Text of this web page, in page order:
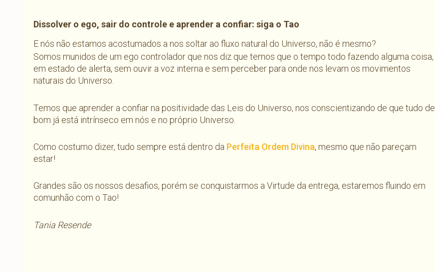
Dissolver o ego, sair do controle e aprender a confiar: siga o Tao
E nós não estamos acostumados a nos soltar ao fluxo natural do Universo, não é mesmo?
Somos munidos de um ego controlador que nos diz que temos que o tempo todo fazendo alguma coisa,
em estado de alerta, sem ouvir a voz interna e sem perceber para onde nos levam os movimentos
naturais do Universo.
Temos que aprender a confiar na positividade das Leis do Universo, nos conscientizando de que tudo de
bom já está intrínseco em nós e no próprio Universo.
Como costumo dizer, tudo sempre está dentro da Perfeita Ordem Divina, mesmo que não pareçam
estar!
Grandes são os nossos desafios, porém se conquistarmos a Virtude da entrega, estaremos fluindo em
comunhão com o Tao!
Tania Resende